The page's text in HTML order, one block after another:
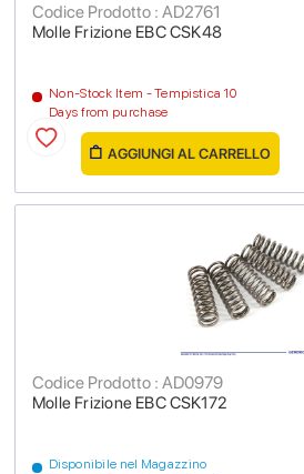
Molle Frizione EBC CSK48
Codice Prodotto : AD2761
Non-Stock Item - Tempistica 10
Days from purchase
AGGIUNGI AL CARRELLO
Molle Frizione EBC CSK172
Codice Prodotto : AD0979
Disponibile nel Magazzino